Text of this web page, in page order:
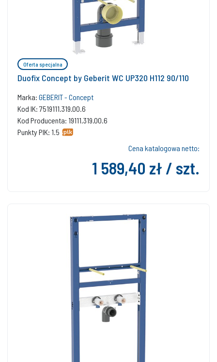
Oferta specjalna
Duofix Concept by Geberit WC UP320 H112 90/110
Marka: GEBERIT - Concept
Kod IK: 7519111.319.00.6
Kod Producenta: 19111.319.00.6
Punkty PIK: 1.5
Cena katalogowa netto:
1 589,40 zł / szt.